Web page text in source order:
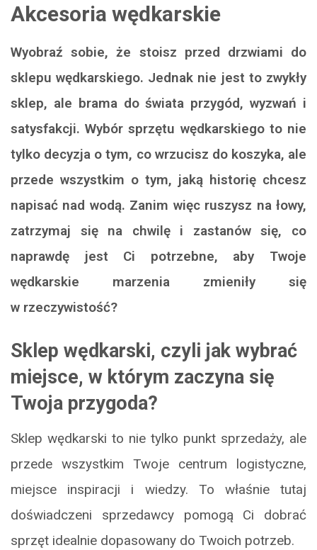
Akcesoria wędkarskie
Wyobraź sobie, że stoisz przed drzwiami do
sklepu wędkarskiego. Jednak nie jest to zwykły
sklep, ale brama do świata przygód, wyzwań i
satysfakcji. Wybór sprzętu wędkarskiego to nie
tylko decyzja o tym, co wrzucisz do koszyka, ale
przede wszystkim o tym, jaką historię chcesz
napisać nad wodą. Zanim więc ruszysz na łowy,
zatrzymaj się na chwilę i zastanów się, co
naprawdę jest Ci potrzebne, aby Twoje
wędkarskie marzenia zmieniły się
w rzeczywistość?
Sklep wędkarski, czyli jak wybrać
miejsce, w którym zaczyna się
Twoja przygoda?
Sklep wędkarski to nie tylko punkt sprzedaży, ale
przede wszystkim Twoje centrum logistyczne,
miejsce inspiracji i wiedzy. To właśnie tutaj
doświadczeni sprzedawcy pomogą Ci dobrać
sprzęt idealnie dopasowany do Twoich potrzeb.